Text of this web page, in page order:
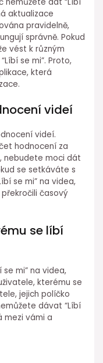
aktualizace
pravidelně,
správně. Pokud
vést k různým
se mi”. Proto,
která
videí
videí.
hodnocení za
nebudete moci dát
se setkáváte s
se mi” na videa,
časový
se líbí
mi” na videa,
kterému se
jejich políčko
dávat “Líbí
mezi vámi a